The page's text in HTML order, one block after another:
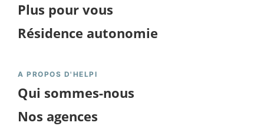
Plus pour vous
Résidence autonomie
A PROPOS D'HELPI
Qui sommes-nous
Nos agences